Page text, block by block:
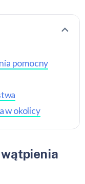
pomocny
w okolicy